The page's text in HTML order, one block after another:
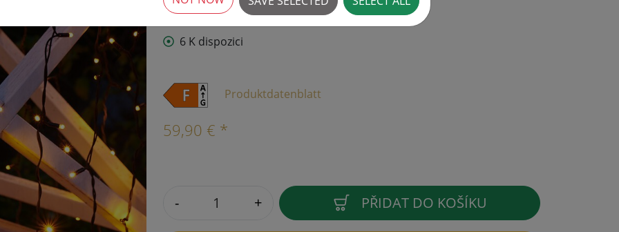
6 K dispozici
Produktdatenblatt
59,90 € *
- + PŘIDAT DO KOŠÍKU